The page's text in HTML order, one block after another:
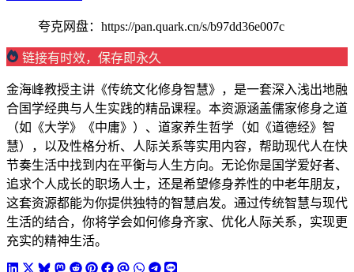
夸克网盘：https://pan.quark.cn/s/b97dd36e007c
链接有时效，保存即永久
金海峰教授主讲《传统文化修身智慧》，是一套深入浅出地融
合国学经典与人生实践的精品课程。本资源涵盖儒家修身之道
（如《大学》《中庸》）、道家养生哲学（如《道德经》智
慧），以及性格分析、人际关系等实用内容，帮助现代人在快
节奏生活中找到内在平衡与人生方向。无论你是国学爱好者、
追求个人成长的职场人士，还是希望修身养性的中老年朋友，
这套资源都能为你提供独特的智慧启发。通过传统智慧与现代
生活的结合，你将学会如何修身齐家、优化人际关系，实现更
充实的精神生活。